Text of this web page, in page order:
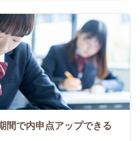
間で内申点アップできる